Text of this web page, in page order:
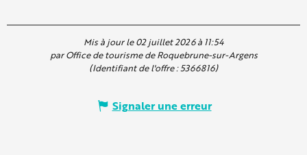
Mis à jour le 02 juillet 2026 à 11:54
par Office de tourisme de Roquebrune-sur-Argens
(Identifiant de l'offre :5366816)
Signaler une erreur